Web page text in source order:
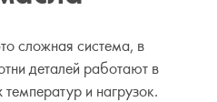
сложная система, в
деталей работают в
и нагрузок.